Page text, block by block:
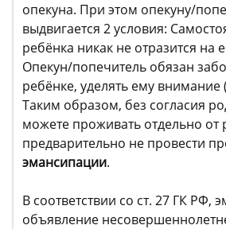
опекуна. При этом опекуну/
выдвигается 2 условия:
ребёнка никак не отразится на
Опекун/попечитель обязан
ребёнке, уделять ему внимание
Таким образом, без согласия
можете проживать отдельно от
предварительно не провести
эмансипации.
В соответствии со ст. 27 ГК РФ,
объявление